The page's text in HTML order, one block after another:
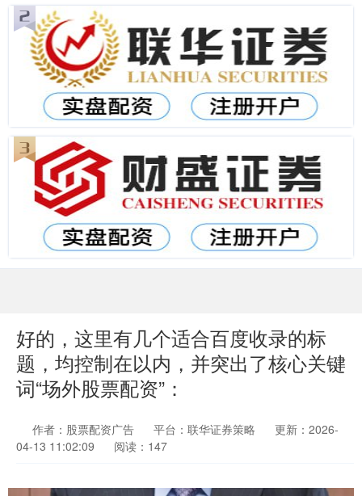
好的，这里有几个适合百度收录的标
题，均控制在以内，并突出了核心关键
词“场外股票配资”：
作者：股票配资广告 平台：联华证券策略
更新：2026-
04-13 11:02:09
阅读：147